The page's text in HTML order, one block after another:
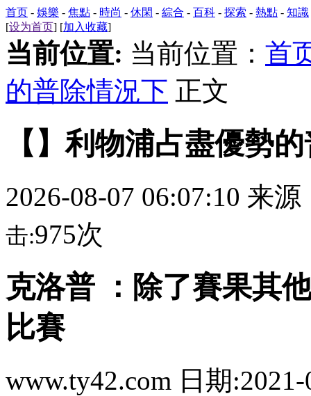
首页 - 娛樂 - 焦點 - 時尚 - 休閑 - 綜合 - 百科 - 探索 - 熱點 - 知識
[设为首页] [加入收藏]
当前位置: 当前位置： 首
的普除情況下 正文
【】利物浦占盡優勢
2026-08-07 06:07:10 来源
击:975次
克洛普 ：除了賽果
比賽
www.ty42.com 日期